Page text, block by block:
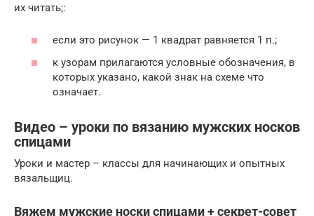
их читать;:
если это рисунок — 1 квадрат равняется 1 п.;
к узорам прилагаются условные обозначения, в
которых указано, какой знак на схеме что
означает.
Видео – уроки по вязанию мужских носков
спицами
Уроки и мастер – классы для начинающих и опытных
вязальщиц.
Вяжем мужские носки спицами + секрет-совет